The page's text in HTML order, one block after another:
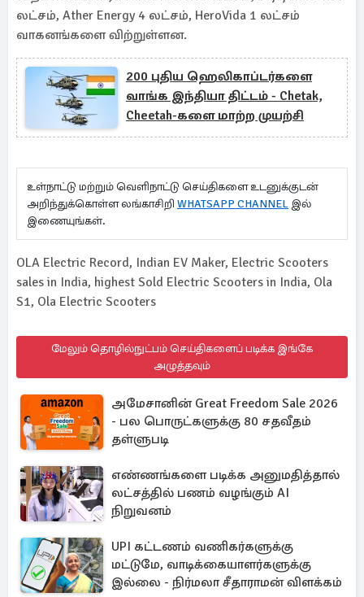
லட்சம், Ather Energy 4 லட்சம், HeroVida 1 லட்சம்
வாகனங்களை விற்றுள்ளன.
200 புதிய ஹெலிகாப்டர்களை
வாங்க இந்தியா திட்டம் - Chetak,
Cheetah-களை மாற்ற முயற்சி
உள்நாட்டு மற்றும் வெளிநாட்டு செய்திகளை உடனுக்குடன்
அறிந்துக்கொள்ள லங்காசிறி WHATSAPP CHANNEL இல்
இணையுங்கள்.
OLA Electric Record, Indian EV Maker, Electric Scooters
sales in India, highest Sold Electric Scooters in India, Ola
S1, Ola Electric Scooters
மேலும் தொழில்நுட்பம் செய்திகளைப் படிக்க இங்கே
அழுத்தவும்
அமேசானின் Great Freedom Sale 2026
- பல பொருட்களுக்கு 80 சதவீதம்
தள்ளுபடி
எண்ணங்களை படிக்க அனுமதித்தால்
லட்சத்தில் பணம் வழங்கும் AI
நிறுவனம்
UPI கட்டணம் வணிகர்களுக்கு
மட்டுமே, வாடிக்கையாளர்களுக்கு
இல்லை - நிர்மலா சீதாராமன் விளக்கம்